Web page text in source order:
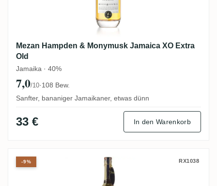
Mezan Hampden & Monymusk Jamaica XO Extra
Old
Jamaika · 40%
7,0/10·108 Bew.
Sanfter, bananiger Jamaikaner, etwas dünn
33 € In den Warenkorb
Licores Veracruz Mocambo 20 Years
RX1038
-9%